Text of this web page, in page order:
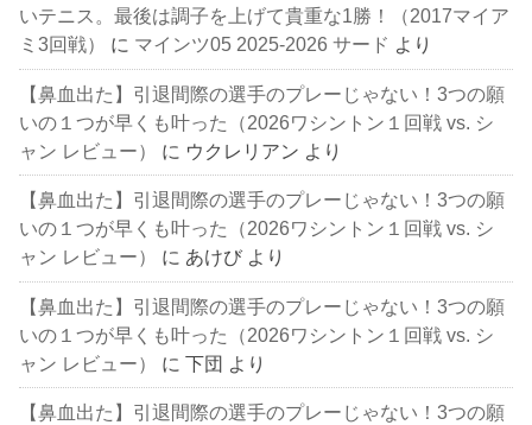
いテニス。最後は調子を上げて貴重な1勝！（2017マイア
ミ3回戦）
に マインツ05 2025-2026 サード より
【鼻血出た】引退間際の選手のプレーじゃない！3つの願
いの１つが早くも叶った（2026ワシントン１回戦 vs. シ
ャン レビュー）
に ウクレリアン より
【鼻血出た】引退間際の選手のプレーじゃない！3つの願
いの１つが早くも叶った（2026ワシントン１回戦 vs. シ
ャン レビュー）
に あけび より
【鼻血出た】引退間際の選手のプレーじゃない！3つの願
いの１つが早くも叶った（2026ワシントン１回戦 vs. シ
ャン レビュー）
に下団 より
【鼻血出た】引退間際の選手のプレーじゃない！3つの願